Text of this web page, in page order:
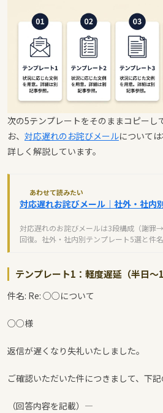
次の5テンプレートをそのままコピーし
お、 対応遅れのお詫びメールについて
詳しく解説しています。
あわせて読みたい
対応遅れお詫びメール｜社外・社内
対応遅れのお詫びメールは3段構成（謝
回復。社外・社内別テンプレート5選と件
テンプレート1：軽度遅延（半日〜
件名: Re: ○○について
○○様
返信が遅くなり失礼いたしました。
ご確認いただいた件につきまして、下記
（回答内容を記載）—